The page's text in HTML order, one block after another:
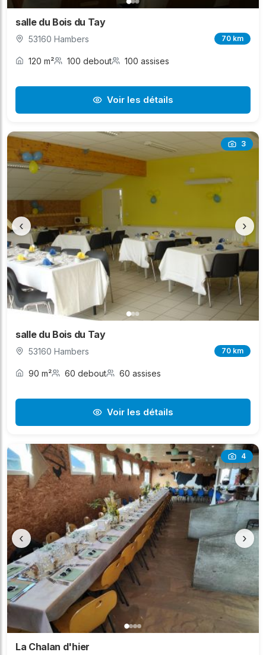
salle du Bois du Tay
53160 Hambers 70 km
120 m² 100 debout 100 assises
Voir les détails
3
‹ ›
salle du Bois du Tay
53160 Hambers 70 km
90 m² 60 debout 60 assises
Voir les détails
4
‹ ›
La Chalan d'hier